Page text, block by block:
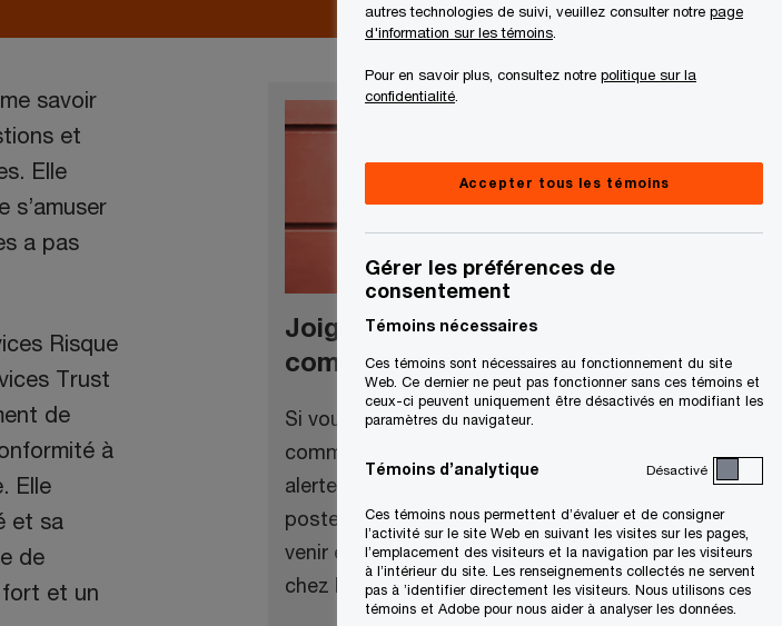
savoir
et
Elle
s’amuser
a pas
Risque
Trust
de
à
Elle
et sa
de
fort et un
Joignez-vous à la
communauté de talents
Si vous vous joignez à notre
communauté, vous recevrez des
alertes concernant des ouvertures de
postes, des activités de recrutement à
venir et des informations sur la vie
chez PwC Canada.
autres technologies de suivi, veuillez consulter notre page
d'information sur les témoins
Pour en savoir plus, consultez notre politique sur la
confidentialité
Accepter tous les témoins
Gérer les préférences de
consentement
Témoins nécessaires
Ces témoins sont nécessaires au fonctionnement du site
Web. Ce dernier ne peut pas fonctionner sans ces témoins et
ceux-ci peuvent uniquement être désactivés en modifiant les
paramètres du navigateur.
Témoins d’analytique Désactivé
Ces témoins nous permettent d’évaluer et de consigner
l’activité sur le site Web en suivant les visites sur les pages,
l’emplacement des visiteurs et la navigation par les visiteurs
à l’intérieur du site. Les renseignements collectés ne servent
pas à ’identifier directement les visiteurs. Nous utilisons ces
témoins et Adobe pour nous aider à analyser les données.